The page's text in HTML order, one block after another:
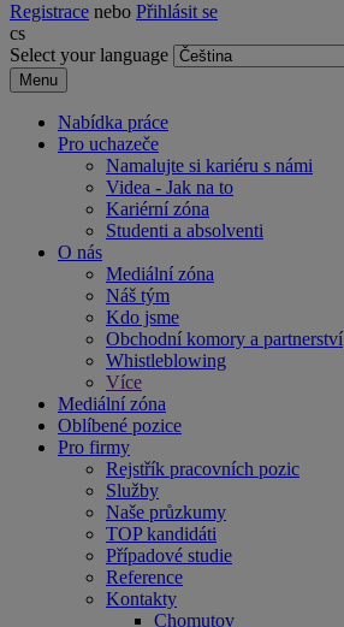
Registrace nebo Přihlásit se
cs
Select your language
Menu
Nabídka práce
Pro uchazeče
Namalujte si kariéru s námi
Videa - Jak na to
Kariérní zóna
Studenti a absolventi
O nás
Mediální zóna
Náš tým
Kdo jsme
Obchodní komory a partnerství
Whistleblowing
Více
Mediální zóna
Oblíbené pozice
Pro firmy
Rejstřík pracovních pozic
Služby
Naše průzkumy
TOP kandidáti
Případové studie
Reference
Kontakty
Chomutov